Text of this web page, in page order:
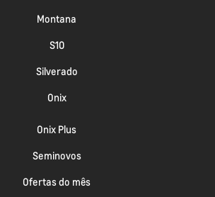
Montana
S10
Silverado
Onix
Onix Plus
Seminovos
Ofertas do mês